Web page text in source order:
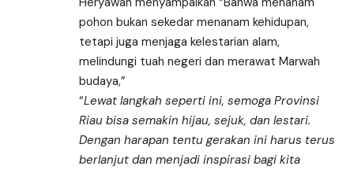
pohon bukan sekedar menanam kehidupan,
tetapi juga menjaga kelestarian alam,
melindungi tuah negeri dan merawat Marwah
budaya,”
“Lewat langkah seperti ini, semoga Provinsi
Riau bisa semakin hijau, sejuk, dan lestari.
Dengan harapan tentu gerakan ini harus terus
berlanjut dan menjadi inspirasi bagi kita